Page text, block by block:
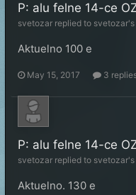
P: alu felne 14-ce
svetozar replied to svetozar's
Aktuelno 100 e
May 15, 2017 3
P: alu felne 14-ce
svetozar replied to svetozar's
Aktuelno. 130 e